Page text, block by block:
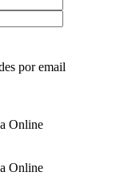
por email